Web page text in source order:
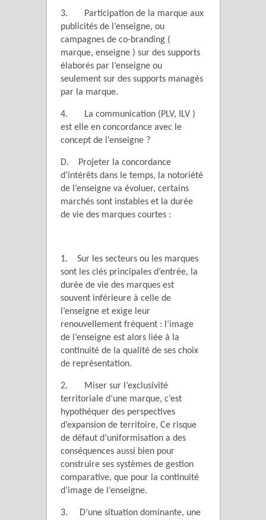
3. Participation de la marque aux
publicités de l’enseigne, ou
campagnes de co-branding (
marque, enseigne ) sur des supports
élaborés par l’enseigne ou
seulement sur des supports managés
par la marque.
4. La communication (PLV, ILV )
est elle en concordance avec le
concept de l’enseigne ?
D. Projeter la concordance
d’intérêts dans le temps, la notoriété
de l’enseigne va évoluer, certains
marchés sont instables et la durée
de vie des marques courtes :
1. Sur les secteurs ou les marques
sont les clés principales d’entrée, la
durée de vie des marques est
souvent inférieure à celle de
l’enseigne et exige leur
renouvellement fréquent : l’image
de l’enseigne est alors liée à la
continuité de la qualité de ses choix
de représentation.
2. Miser sur l’exclusivité
territoriale d’une marque, c’est
hypothéquer des perspectives
d’expansion de territoire, Ce risque
de défaut d’uniformisation a des
conséquences aussi bien pour
construire ses systèmes de gestion
comparative, que pour la continuité
d’image de l’enseigne.
3. D’une situation dominante, une